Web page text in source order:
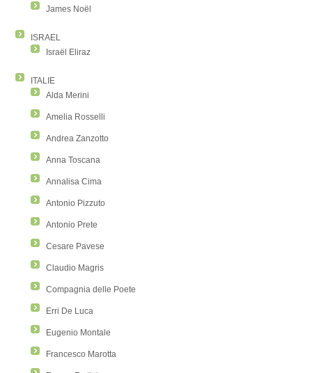
James Noël
ISRAEL
Israël Eliraz
ITALIE
Alda Merini
Amelia Rosselli
Andrea Zanzotto
Anna Toscana
Annalisa Cima
Antonio Pizzuto
Antonio Prete
Cesare Pavese
Claudio Magris
Compagnia delle Poete
Erri De Luca
Eugenio Montale
Francesco Marotta